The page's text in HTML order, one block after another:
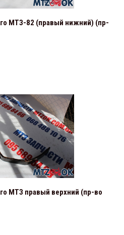
МТЗ-82 (правый нижний) (пр-
МТЗ правый верхний (пр-во